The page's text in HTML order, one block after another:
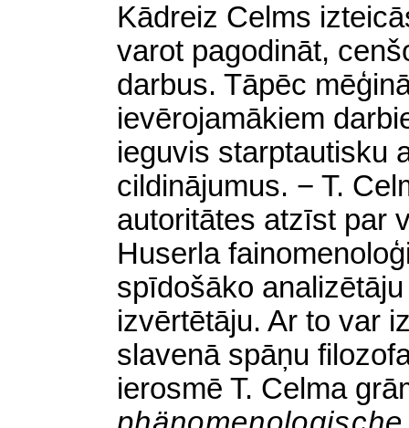
Kādreiz Celms
varot pagodināt,
darbus. Tāpēc
ievērojamākiem
ieguvis starptautisku
cildinājumus. − T.
autoritātes atzīst par
Huserla
spīdošāko
izvērtētāju. Ar to var
slavenā spāņu
ierosmē T. Celma